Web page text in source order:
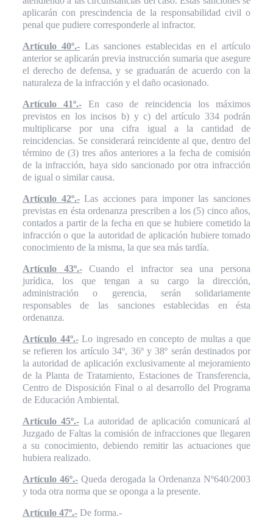
aplicarán con prescindencia de la responsabilidad civil o
penal que pudiere corresponderle al infractor.
Artículo 40º.-Las sanciones establecidas en el artículo
anterior se aplicarán previa instrucción sumaria que asegure
el derecho de defensa, y se graduarán de acuerdo con la
naturaleza de la infracción y el daño ocasionado.
Artículo 41º.-En caso de reincidencia los máximos
previstos en los incisos b) y c) del artículo 334 podrán
multiplicarse por una cifra igual a la cantidad de
reincidencias. Se considerará reincidente al que, dentro del
término de (3) tres años anteriores a la fecha de comisión
de la infracción, haya sido sancionado por otra infracción
de igual o similar causa.
Artículo 42º.-Las acciones para imponer las sanciones
previstas en ésta ordenanza prescriben a los (5) cinco años,
contados a partir de la fecha en que se hubiere cometido la
infracción o que la autoridad de aplicación hubiere tomado
conocimiento de la misma, la que sea más tardía.
Artículo 43º.-Cuando el infractor sea una persona
jurídica, los que tengan a su cargo la dirección,
administración o gerencia, serán solidariamente
responsables de las sanciones establecidas en ésta
ordenanza.
Artículo 44º.-Lo ingresado en concepto de multas a que
se refieren los artículo 34º, 36º y 38º serán destinados por
la autoridad de aplicación exclusivamente al mejoramiento
de la Planta de Tratamiento, Estaciones de Transferencia,
Centro de Disposición Final o al desarrollo del Programa
de Educación Ambiental.
Artículo 45º.-La autoridad de aplicación comunicará al
Juzgado de Faltas la comisión de infracciones que llegaren
a su conocimiento, debiendo remitir las actuaciones que
hubiera realizado.
Artículo 46º.- Queda derogada la Ordenanza Nº640/2003
y toda otra norma que se oponga a la presente.
Artículo 47º.-De forma.-